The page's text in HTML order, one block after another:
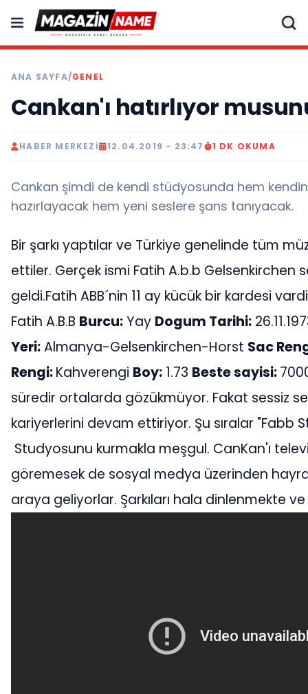
ANA SAYFA/GENEL
Cankan'ı hatırlıyor
HABER MERKEZI 12.04.2019 - 23:47 1 DK OKUMA
Cankan şimdi de kendi stüdyosunda hem
hazırlayacak hem yeni seslere şans tanıyacak.
Bir şarkı yaptılar ve Türkiye genelinde tüm
ettiler. Gerçek ismi Fatih A.b.b Gelsenkirchen
geldi.Fatih ABB´nin 11 ay kücük bir kardesi
Fatih A.B.B Burcu:Yay Dogum Tarihi:
Yeri:Almanya-Gelsenkirchen-Horst Sac
Rengi:Kahverengi Boy: 1.73 Beste sayisi:
süredir ortalarda gözükmüyor. Fakat sessiz
kariyerlerini devam ettiriyor. Şu sıralar "Fabb
Studyosunu kurmakla meşgul. CanKan'ı
göremesek de sosyal medya üzerinden
araya geliyorlar. Şarkıları hala dinlenmekte